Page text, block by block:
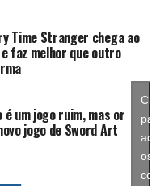
Time Stranger chega ao
faz melhor que outro
é um jogo ruim, mas or
jogo de Sword Art
os